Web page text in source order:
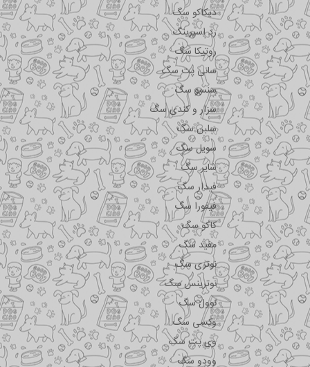
دیکاکو سگ
رد اسپرینگ
روتیکا سگ
سانی پت سگ
سنسو سگ
سزار و کندی سگ
سلبن سگ
سویل سگ
شایر سگ
فیدار سگ
فیفورا سگ
کاکو سگ
مفید سگ
نوتری سگ
نوترینس سگ
نوول سگ
وکسی سگ
وی پت سگ
وودو سگ